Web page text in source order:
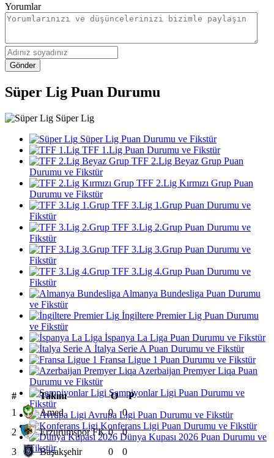
Yorumlar
Gönder
Süper Lig Puan Durumu
Süper Lig
Süper Lig Puan Durumu ve Fikstür
TFF 1.Lig Puan Durumu ve Fikstür
TFF 2.Lig Beyaz Grup Puan
Durumu ve Fikstür
TFF 2.Lig Kırmızı Grup Puan
Durumu ve Fikstür
TFF 3.Lig 1.Grup Puan Durumu ve
Fikstür
TFF 3.Lig 2.Grup Puan Durumu ve
Fikstür
TFF 3.Lig 3.Grup Puan Durumu ve
Fikstür
TFF 3.Lig 4.Grup Puan Durumu ve
Fikstür
Almanya Bundesliga Puan Durumu
ve Fikstür
İngiltere Premier Lig Puan Durumu
ve Fikstür
İspanya La Liga Puan Durumu ve Fikstür
İtalya Serie A Puan Durumu ve Fikstür
Fransa Ligue 1 Puan Durumu ve Fikstür
Azerbaijan Premyer Liqa Puan
Durumu ve Fikstür
Şampiyonlar Ligi Puan Durumu ve
Fikstür
Avrupa Ligi Puan Durumu ve Fikstür
Konferans Ligi Puan Durumu ve Fikstür
Dünya Kupası 2026 Puan Durumu ve
Fikstür
# Takım O
P
1
Amed 0
0
2
Erzurumspor FK 0
0
3
Başakşehir 0
0